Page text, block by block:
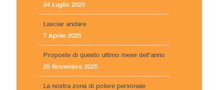
24 Luglio 2025
Lasciar andare
7 Aprile 2025
Proposte di questo ultimo mese dell’anno
25 Novembre 2025
La nostra zona di potere personale